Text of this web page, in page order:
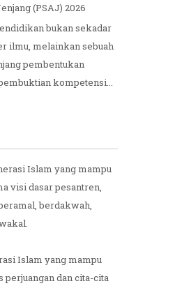
(PSAJ) 2026
bukan sekadar
ilmu, melainkan sebuah
pembentukan
kompetensi...
Islam yang mampu
visi dasar pesantren,
berdakwah,
Islam yang mampu
perjuangan dan cita-cita